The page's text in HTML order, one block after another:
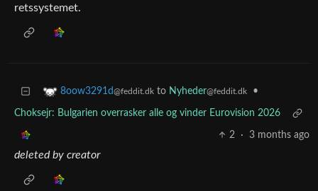
retssystemet.
8oow3291d@feddit.dk to Nyheder@feddit.dk •
Choksejr: Bulgarien overrasker alle og vinder Eurovision 2026
2 · 3 months ago
deleted by creator